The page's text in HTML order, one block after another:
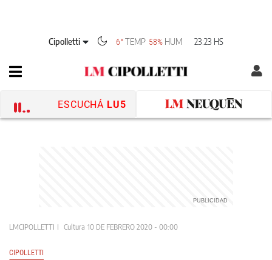
Cipolletti 6°TEMP 58% HUM 23:23 HS
ESCUCHÁ LU5
LMCIPOLLETTI Cultura 10 DE FEBRERO 2020 - 00:00
CIPOLLETTI